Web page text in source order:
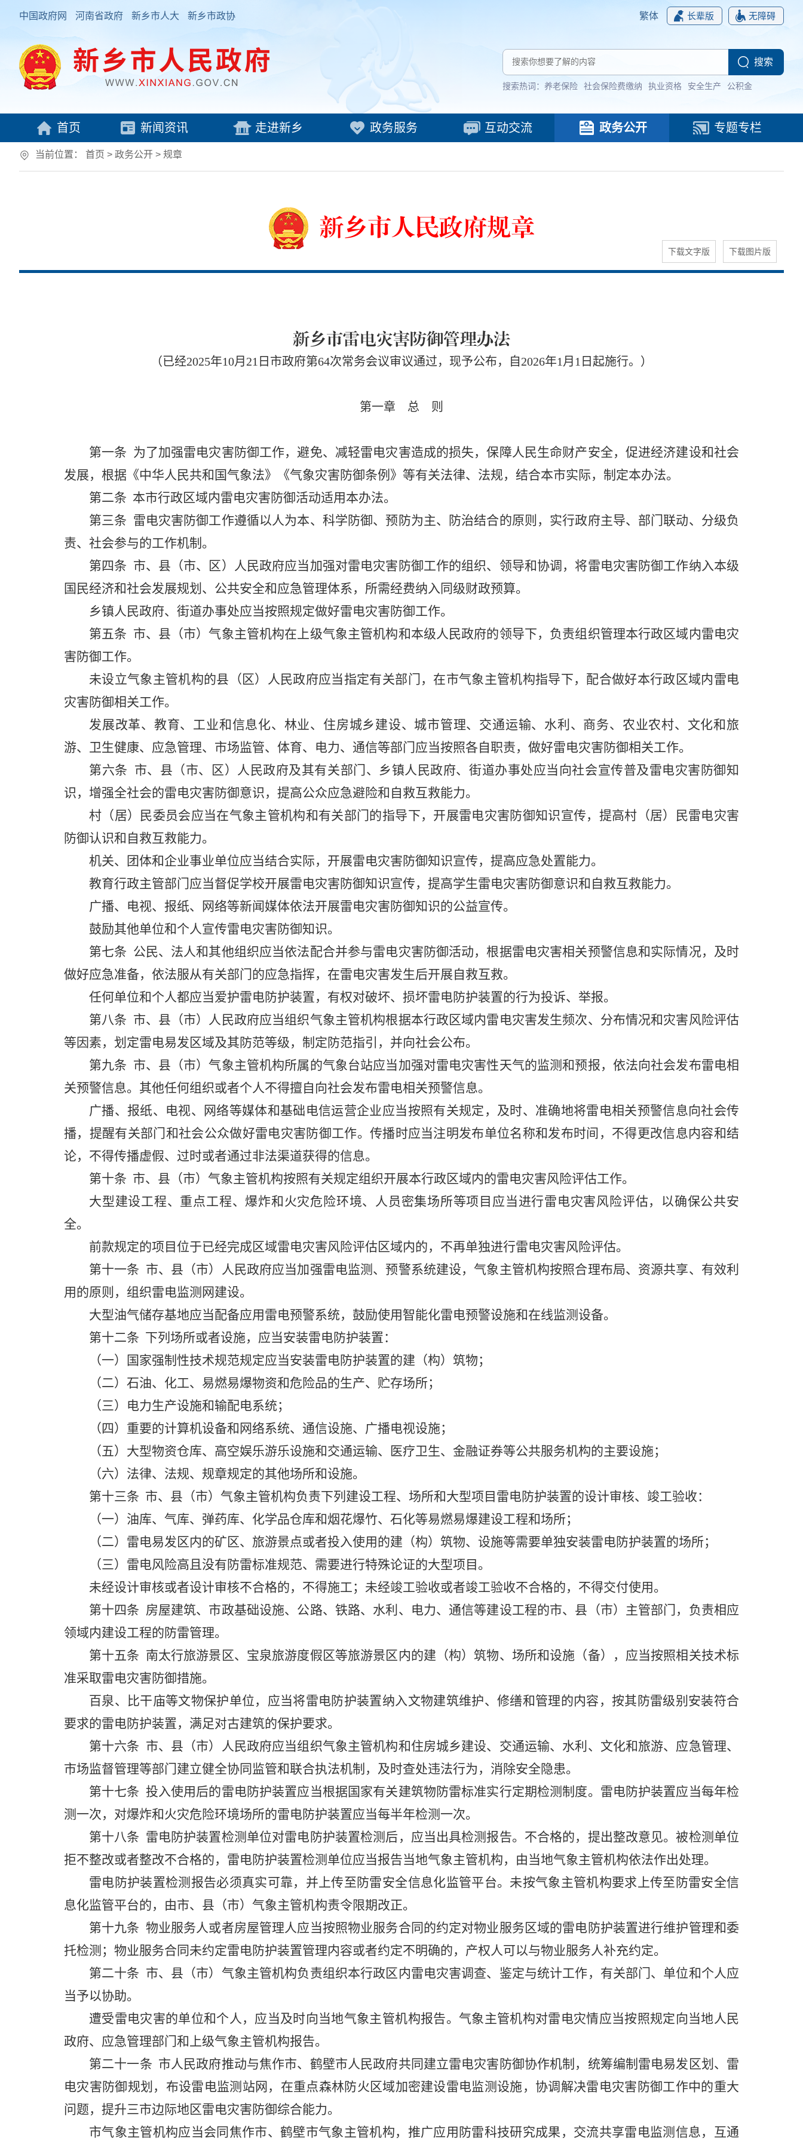
中国政府网 河南省政府 新乡市人大 新乡市政协 繁体 长辈版 无障碍
搜索热词： 养老保险 社会保险费缴纳 执业资格 安全生产 公积金
首页 新闻资讯 走进新乡 政务服务 互动交流 政务公开 专题专栏
当前位置： 首页 > 政务公开 > 规章
新乡市人民政府规章
下载文字版 下载图片版
新乡市雷电灾害防御管理办法
（已经2025年10月21日市政府第64次常务会议审议通过，现予公布，自2026年1月1日起施行。）
第一章 总 则
第一条 为了加强雷电灾害防御工作，避免、减轻雷电灾害造成的损失，保障人民生命财产安全，促进经济建设和社会
发展，根据《中华人民共和国气象法》《气象灾害防御条例》等有关法律、法规，结合本市实际，制定本办法。
第二条 本市行政区域内雷电灾害防御活动适用本办法。
第三条 雷电灾害防御工作遵循以人为本、科学防御、预防为主、防治结合的原则，实行政府主导、部门联动、分级负
责、社会参与的工作机制。
第四条 市、县（市、区）人民政府应当加强对雷电灾害防御工作的组织、领导和协调，将雷电灾害防御工作纳入本级
国民经济和社会发展规划、公共安全和应急管理体系，所需经费纳入同级财政预算。
乡镇人民政府、街道办事处应当按照规定做好雷电灾害防御工作。
第五条 市、县（市）气象主管机构在上级气象主管机构和本级人民政府的领导下，负责组织管理本行政区域内雷电灾
害防御工作。
未设立气象主管机构的县（区）人民政府应当指定有关部门，在市气象主管机构指导下，配合做好本行政区域内雷电
灾害防御相关工作。
发展改革、教育、工业和信息化、林业、住房城乡建设、城市管理、交通运输、水利、商务、农业农村、文化和旅
游、卫生健康、应急管理、市场监管、体育、电力、通信等部门应当按照各自职责，做好雷电灾害防御相关工作。
第六条 市、县（市、区）人民政府及其有关部门、乡镇人民政府、街道办事处应当向社会宣传普及雷电灾害防御知
识，增强全社会的雷电灾害防御意识，提高公众应急避险和自救互救能力。
村（居）民委员会应当在气象主管机构和有关部门的指导下，开展雷电灾害防御知识宣传，提高村（居）民雷电灾害
防御认识和自救互救能力。
机关、团体和企业事业单位应当结合实际，开展雷电灾害防御知识宣传，提高应急处置能力。
教育行政主管部门应当督促学校开展雷电灾害防御知识宣传，提高学生雷电灾害防御意识和自救互救能力。
广播、电视、报纸、网络等新闻媒体依法开展雷电灾害防御知识的公益宣传。
鼓励其他单位和个人宣传雷电灾害防御知识。
第七条 公民、法人和其他组织应当依法配合并参与雷电灾害防御活动，根据雷电灾害相关预警信息和实际情况，及时
做好应急准备，依法服从有关部门的应急指挥，在雷电灾害发生后开展自救互救。
任何单位和个人都应当爱护雷电防护装置，有权对破坏、损坏雷电防护装置的行为投诉、举报。
第八条 市、县（市）人民政府应当组织气象主管机构根据本行政区域内雷电灾害发生频次、分布情况和灾害风险评估
等因素，划定雷电易发区域及其防范等级，制定防范指引，并向社会公布。
第九条 市、县（市）气象主管机构所属的气象台站应当加强对雷电灾害性天气的监测和预报，依法向社会发布雷电相
关预警信息。其他任何组织或者个人不得擅自向社会发布雷电相关预警信息。
广播、报纸、电视、网络等媒体和基础电信运营企业应当按照有关规定，及时、准确地将雷电相关预警信息向社会传
播，提醒有关部门和社会公众做好雷电灾害防御工作。传播时应当注明发布单位名称和发布时间，不得更改信息内容和结
论，不得传播虚假、过时或者通过非法渠道获得的信息。
第十条 市、县（市）气象主管机构按照有关规定组织开展本行政区域内的雷电灾害风险评估工作。
大型建设工程、重点工程、爆炸和火灾危险环境、人员密集场所等项目应当进行雷电灾害风险评估，以确保公共安
全。
前款规定的项目位于已经完成区域雷电灾害风险评估区域内的，不再单独进行雷电灾害风险评估。
第十一条 市、县（市）人民政府应当加强雷电监测、预警系统建设，气象主管机构按照合理布局、资源共享、有效利
用的原则，组织雷电监测网建设。
大型油气储存基地应当配备应用雷电预警系统，鼓励使用智能化雷电预警设施和在线监测设备。
第十二条 下列场所或者设施，应当安装雷电防护装置：
（一）国家强制性技术规范规定应当安装雷电防护装置的建（构）筑物；
（二）石油、化工、易燃易爆物资和危险品的生产、贮存场所；
（三）电力生产设施和输配电系统；
（四）重要的计算机设备和网络系统、通信设施、广播电视设施；
（五）大型物资仓库、高空娱乐游乐设施和交通运输、医疗卫生、金融证券等公共服务机构的主要设施；
（六）法律、法规、规章规定的其他场所和设施。
第十三条 市、县（市）气象主管机构负责下列建设工程、场所和大型项目雷电防护装置的设计审核、竣工验收：
（一）油库、气库、弹药库、化学品仓库和烟花爆竹、石化等易燃易爆建设工程和场所；
（二）雷电易发区内的矿区、旅游景点或者投入使用的建（构）筑物、设施等需要单独安装雷电防护装置的场所；
（三）雷电风险高且没有防雷标准规范、需要进行特殊论证的大型项目。
未经设计审核或者设计审核不合格的，不得施工；未经竣工验收或者竣工验收不合格的，不得交付使用。
第十四条 房屋建筑、市政基础设施、公路、铁路、水利、电力、通信等建设工程的市、县（市）主管部门，负责相应
领域内建设工程的防雷管理。
第十五条 南太行旅游景区、宝泉旅游度假区等旅游景区内的建（构）筑物、场所和设施（备），应当按照相关技术标
准采取雷电灾害防御措施。
百泉、比干庙等文物保护单位，应当将雷电防护装置纳入文物建筑维护、修缮和管理的内容，按其防雷级别安装符合
要求的雷电防护装置，满足对古建筑的保护要求。
第十六条 市、县（市）人民政府应当组织气象主管机构和住房城乡建设、交通运输、水利、文化和旅游、应急管理、
市场监督管理等部门建立健全协同监管和联合执法机制，及时查处违法行为，消除安全隐患。
第十七条 投入使用后的雷电防护装置应当根据国家有关建筑物防雷标准实行定期检测制度。雷电防护装置应当每年检
测一次，对爆炸和火灾危险环境场所的雷电防护装置应当每半年检测一次。
第十八条 雷电防护装置检测单位对雷电防护装置检测后，应当出具检测报告。不合格的，提出整改意见。被检测单位
拒不整改或者整改不合格的，雷电防护装置检测单位应当报告当地气象主管机构，由当地气象主管机构依法作出处理。
雷电防护装置检测报告必须真实可靠，并上传至防雷安全信息化监管平台。未按气象主管机构要求上传至防雷安全信
息化监管平台的，由市、县（市）气象主管机构责令限期改正。
第十九条 物业服务人或者房屋管理人应当按照物业服务合同的约定对物业服务区域的雷电防护装置进行维护管理和委
托检测；物业服务合同未约定雷电防护装置管理内容或者约定不明确的，产权人可以与物业服务人补充约定。
第二十条 市、县（市）气象主管机构负责组织本行政区内雷电灾害调查、鉴定与统计工作，有关部门、单位和个人应
当予以协助。
遭受雷电灾害的单位和个人，应当及时向当地气象主管机构报告。气象主管机构对雷电灾情应当按照规定向当地人民
政府、应急管理部门和上级气象主管机构报告。
第二十一条 市人民政府推动与焦作市、鹤壁市人民政府共同建立雷电灾害防御协作机制，统筹编制雷电易发区划、雷
电灾害防御规划，布设雷电监测站网，在重点森林防火区域加密建设雷电监测设施，协调解决雷电灾害防御工作中的重大
问题，提升三市边际地区雷电灾害防御综合能力。
市气象主管机构应当会同焦作市、鹤壁市气象主管机构，推广应用防雷科技研究成果，交流共享雷电监测信息，互通